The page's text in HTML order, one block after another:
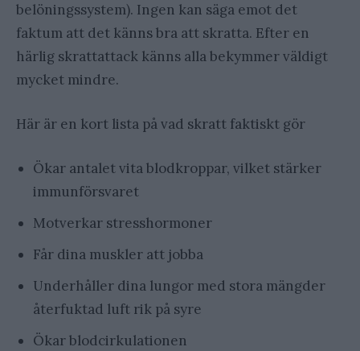
belöningssystem). Ingen kan säga emot det
faktum att det känns bra att skratta. Efter en
härlig skrattattack känns alla bekymmer väldigt
mycket mindre.
Här är en kort lista på vad skratt faktiskt gör
Ökar antalet vita blodkroppar, vilket stärker
immunförsvaret
Motverkar stresshormoner
Får dina muskler att jobba
Underhåller dina lungor med stora mängder
återfuktad luft rik på syre
Ökar blodcirkulationen